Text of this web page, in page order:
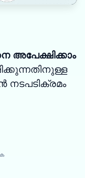
അപേക്ഷിക്കാം